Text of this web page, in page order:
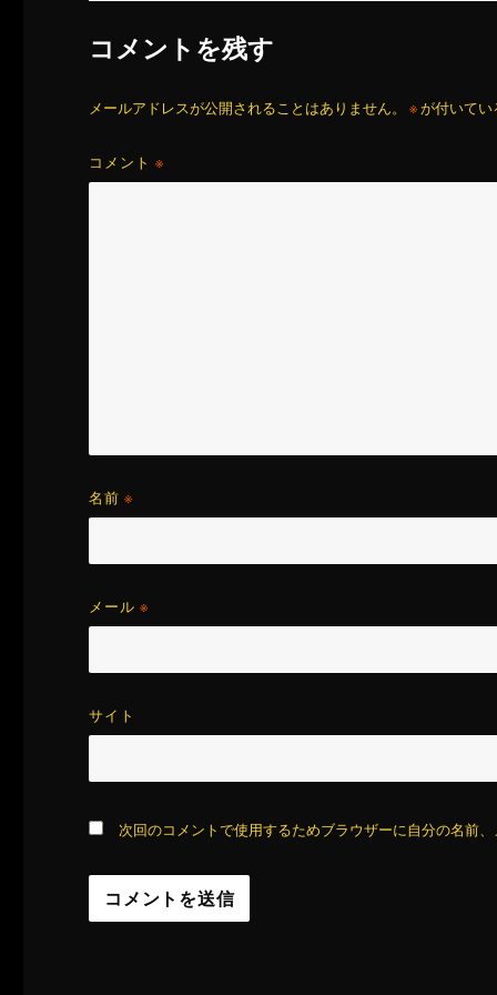
コメントを残す
メールアドレスが公開されることはありません。 ※が付いてい
コメント※
名前※
メール※
サイト
次回のコメントで使用するためブラウザーに自分の名前、